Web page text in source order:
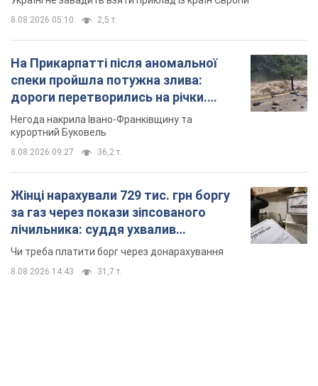
8.08.2026 05:10 2,5 т.
На Прикарпатті після аномальної
спеки пройшла потужна злива:
дороги перетворились на річки.
Відео
Негода накрила Івано-Франківщину та
курортний Буковель
8.08.2026 09:27 36,2 т.
Жінці нарахували 729 тис. грн боргу
за газ через покази зіпсованого
лічильника: суддя ухвалив
неочікуване рішення
Чи треба платити борг через донарахування
8.08.2026 14:43 31,7 т.